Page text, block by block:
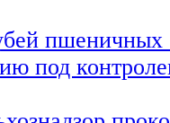
пшеничных
под